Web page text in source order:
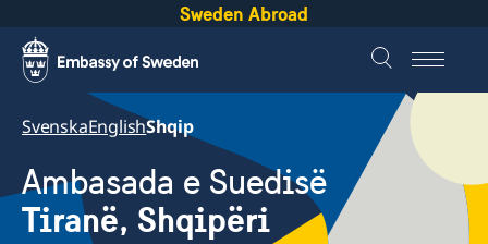
Sweden Abroad
SvenskaEnglishShqip
Ambasada e Suedisë
Tiranë, Shqipëri